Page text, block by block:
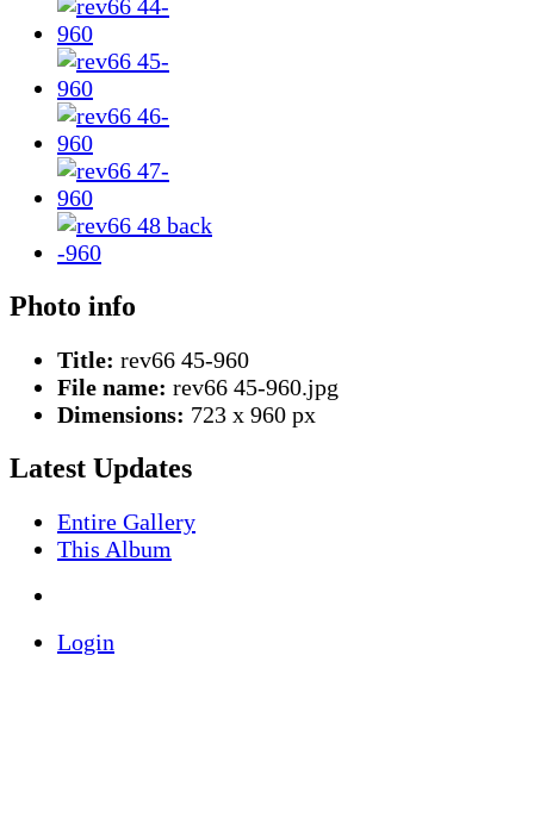
Photo info
Title: rev66 45-960
File name: rev66 45-960.jpg
Dimensions: 723 x 960 px
Latest Updates
Entire Gallery
This Album
Login